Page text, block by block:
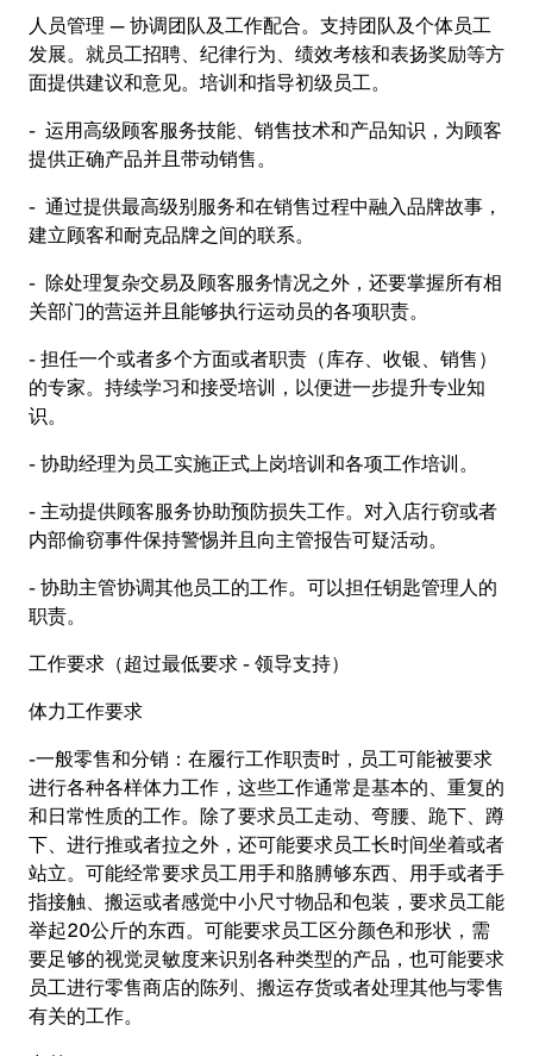
人员管理 — 协调团队及工作配合。支持团队及个体员工
发展。就员工招聘、纪律行为、绩效考核和表扬奖励等方
面提供建议和意见。培训和指导初级员工。
- 运用高级顾客服务技能、销售技术和产品知识，为顾客
提供正确产品并且带动销售。
- 通过提供最高级别服务和在销售过程中融入品牌故事，
建立顾客和耐克品牌之间的联系。
- 除处理复杂交易及顾客服务情况之外，还要掌握所有相
关部门的营运并且能够执行运动员的各项职责。
- 担任一个或者多个方面或者职责（库存、收银、销售）
的专家。持续学习和接受培训，以便进一步提升专业知
识。
- 协助经理为员工实施正式上岗培训和各项工作培训。
- 主动提供顾客服务协助预防损失工作。对入店行窃或者
内部偷窃事件保持警惕并且向主管报告可疑活动。
- 协助主管协调其他员工的工作。可以担任钥匙管理人的
职责。
工作要求（超过最低要求-领导支持）
体力工作要求
-一般零售和分销：在履行工作职责时，员工可能被要求
进行各种各样体力工作，这些工作通常是基本的、重复的
和日常性质的工作。除了要求员工走动、弯腰、跪下、蹲
下、进行推或者拉之外，还可能要求员工长时间坐着或者
站立。可能经常要求员工用手和胳膊够东西、用手或者手
指接触、搬运或者感觉中小尺寸物品和包装，要求员工能
举起20公斤的东西。可能要求员工区分颜色和形状，需
要足够的视觉灵敏度来识别各种类型的产品，也可能要求
员工进行零售商店的陈列、搬运存货或者处理其他与零售
有关的工作。